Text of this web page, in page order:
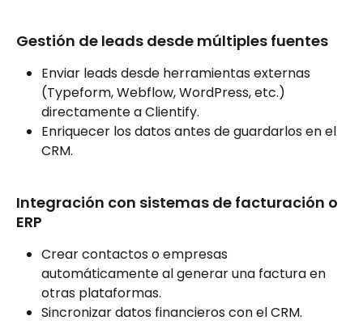
Gestión de leads desde múltiples fuentes
Enviar leads desde herramientas externas
(Typeform, Webflow, WordPress, etc.)
directamente a Clientify.
Enriquecer los datos antes de guardarlos en el
CRM.
Integración con sistemas de facturación o
ERP
Crear contactos o empresas
automáticamente al generar una factura en
otras plataformas.
Sincronizar datos financieros con el CRM.